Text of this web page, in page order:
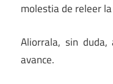
molestia de releer
Aliorrala, sin
avance.